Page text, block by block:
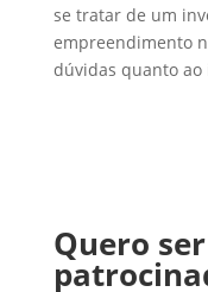
se tratar de um
empreendimento
dúvidas quanto ao
Quero